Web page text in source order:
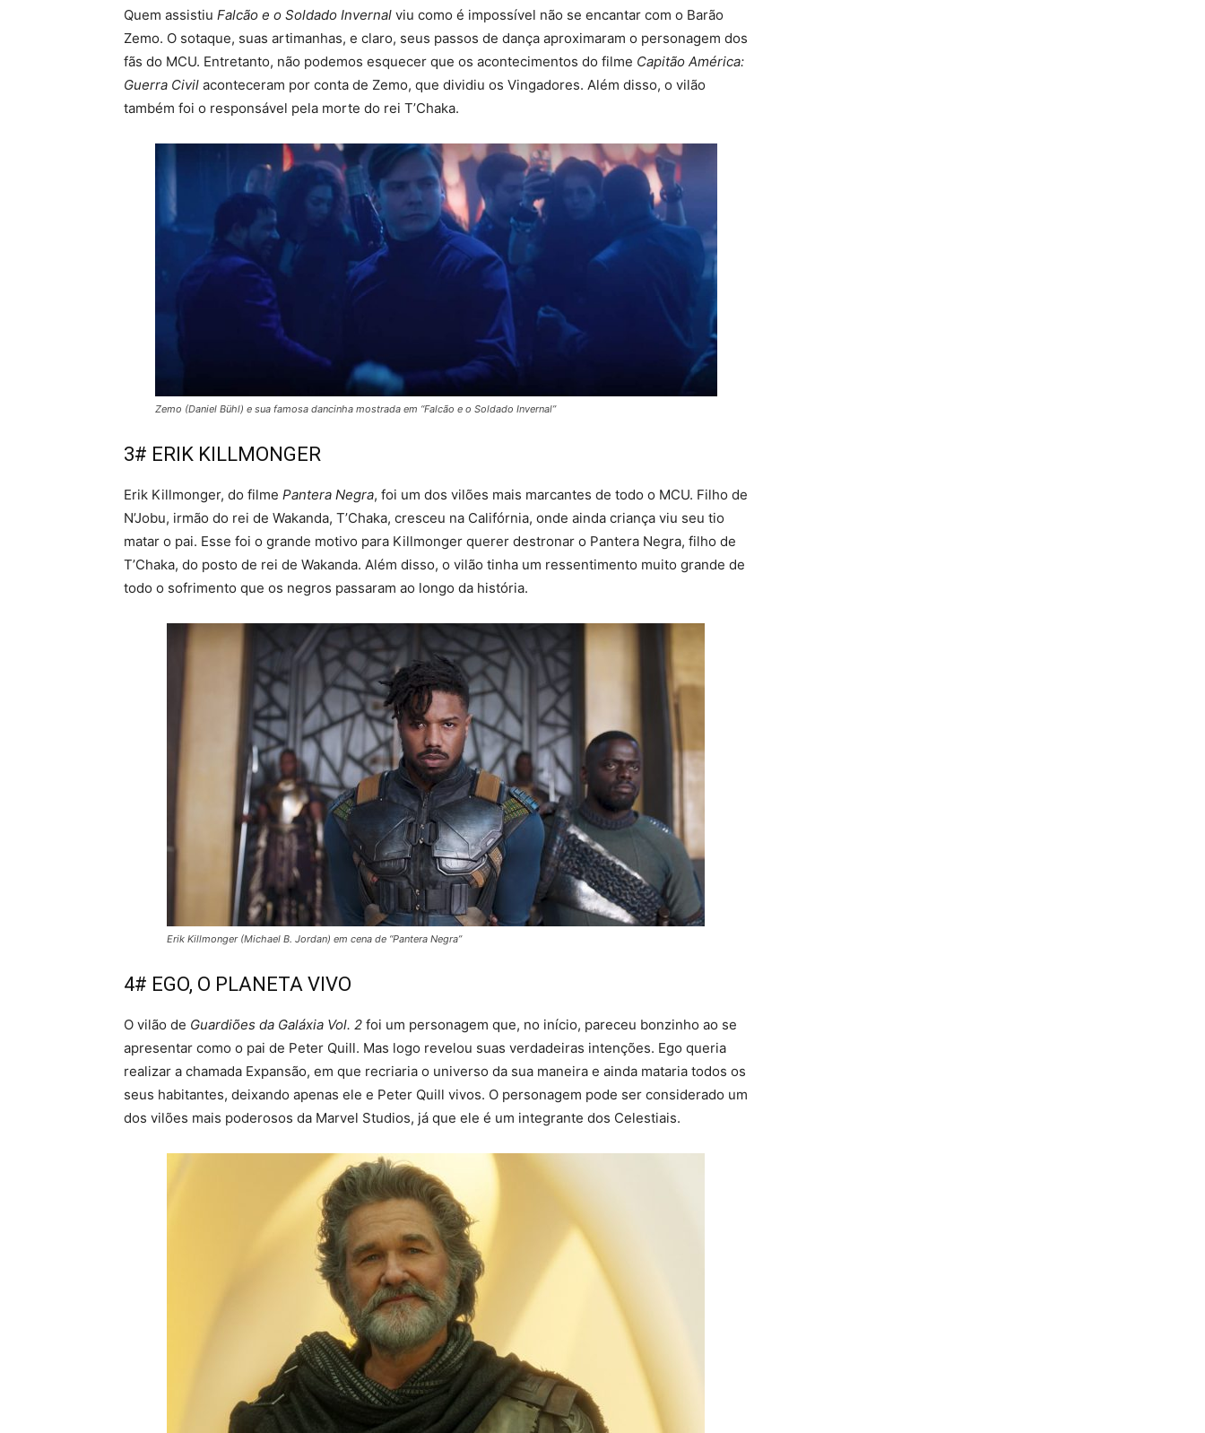
Quem assistiu Falcão e o Soldado Invernal viu como é impossível não se encantar com o Barão
Zemo. O sotaque, suas artimanhas, e claro, seus passos de dança aproximaram o personagem dos
fãs do MCU. Entretanto, não podemos esquecer que os acontecimentos do filme Capitão América:
Guerra Civil aconteceram por conta de Zemo, que dividiu os Vingadores. Além disso, o vilão
também foi o responsável pela morte do rei T’Chaka.
Zemo (Daniel Bühl) e sua famosa dancinha mostrada em “Falcão e o Soldado Invernal”
3# ERIK KILLMONGER
Erik Killmonger, do filme Pantera Negra, foi um dos vilões mais marcantes de todo o MCU. Filho de
N’Jobu, irmão do rei de Wakanda, T’Chaka, cresceu na Califórnia, onde ainda criança viu seu tio
matar o pai. Esse foi o grande motivo para Killmonger querer destronar o Pantera Negra, filho de
T’Chaka, do posto de rei de Wakanda. Além disso, o vilão tinha um ressentimento muito grande de
todo o sofrimento que os negros passaram ao longo da história.
Erik Killmonger (Michael B. Jordan) em cena de “Pantera Negra”
4# EGO, O PLANETA VIVO
O vilão de Guardiões da Galáxia Vol. 2 foi um personagem que, no início, pareceu bonzinho ao se
apresentar como o pai de Peter Quill. Mas logo revelou suas verdadeiras intenções. Ego queria
realizar a chamada Expansão, em que recriaria o universo da sua maneira e ainda mataria todos os
seus habitantes, deixando apenas ele e Peter Quill vivos. O personagem pode ser considerado um
dos vilões mais poderosos da Marvel Studios, já que ele é um integrante dos Celestiais.